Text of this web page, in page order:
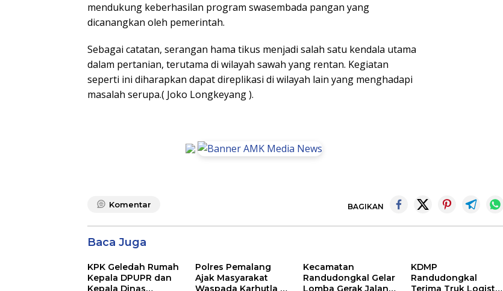
mendukung keberhasilan program swasembada pangan yang
dicanangkan oleh pemerintah.
Sebagai catatan, serangan hama tikus menjadi salah satu kendala utama
dalam pertanian, terutama di wilayah sawah yang rentan. Kegiatan
seperti ini diharapkan dapat direplikasi di wilayah lain yang menghadapi
masalah serupa.( Joko Longkeyang ).
Komentar BAGIKAN
Baca Juga
KPK Geledah Rumah
Kepala DPUPR dan
Kepala Dinas
Polres Pemalang
Ajak Masyarakat
Waspada Karhutla di
Kecamatan
Randudongkal Gelar
Lomba Gerak Jalan
KDMP
Randudongkal
Terima Truk Logistik